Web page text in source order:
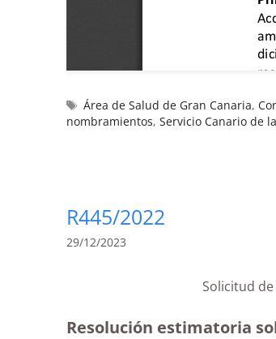
Área de Salud de Gran Canaria,
nombramientos, Servicio Canario de la
R445/2022
29/12/2023
Solicitud
Resolución estimatoria